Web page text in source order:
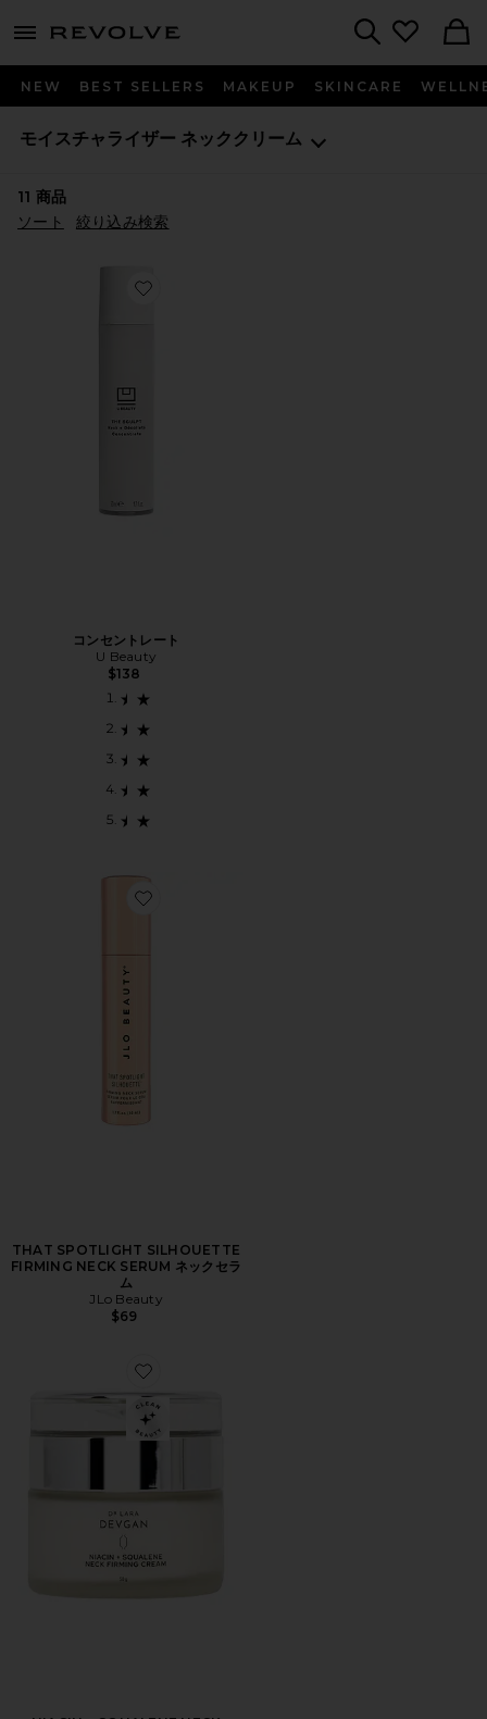
menu - shows more content
NEW BEST SELLERS MAKEUP SKINCARE
モイスチャライザー ネッククリーム
11 商品
ソート
絞り込み検索
Favorite コンセントレート
コンセントレート
U Beauty
$138
Favorite THAT SPOTLIGHT SILHOUETTE FIRMING
THAT SPOTLIGHT SILHOUETTE
FIRMING NECK SERUM ネックセラ
ム
JLo Beauty
$69
Favorite NIACIN + SQUALENE NECK CREAM ネックク